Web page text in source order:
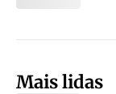
Mais lidas